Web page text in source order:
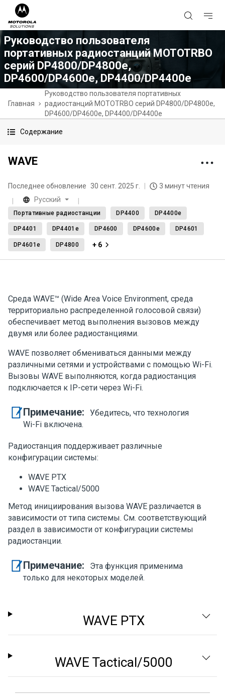
Руководство пользователя
портативных радиостанций MOTOTRBO
серий DP4800/DP4800e,
DP4600/DP4600e, DP4400/DP4400e
Главная
Руководство пользователя портативных
радиостанций MOTOTRBO серий DP4800/DP4800e,
DP4600/DP4600e, DP4400/DP4400e
Содержание
WAVE
Последнее обновление 30 сент. 2025 г.
3 минут чтения
Русский
Портативные радиостанции DP4400 DP4400e
DP4401 DP4401e DP4600 DP4600e DP4601
DP4601e DP4800 + 6
Среда WAVE™ (Wide Area Voice Environment, среда
территориально распределенной голосовой связи)
обеспечивает метод выполнения вызовов между
двумя или более радиостанциями.
WAVE позволяет обмениваться данными между
различными сетями и устройствами с помощью Wi-Fi.
Вызовы WAVE выполняются, когда радиостанция
подключается к IP-сети через Wi-Fi.
Примечание:
Убедитесь, что технология
Wi-Fi включена.
Радиостанция поддерживает различные
конфигурации системы:
WAVE PTX
WAVE Tactical/5000
Метод инициирования вызова WAVE различается в
зависимости от типа системы. См. соответствующий
раздел в зависимости от конфигурации системы
радиостанции.
Примечание:
Эта функция применима
только для некоторых моделей.
WAVE PTX
WAVE Tactical/5000